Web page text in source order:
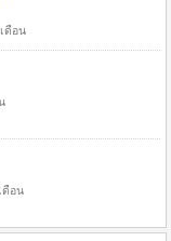
ดือน
ดือน